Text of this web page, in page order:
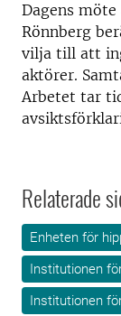
Dagens
Rönnberg
vilja till att
aktörer.
Arbetet tar
Relaterade
Enheten för
Institutionen
Institutionen